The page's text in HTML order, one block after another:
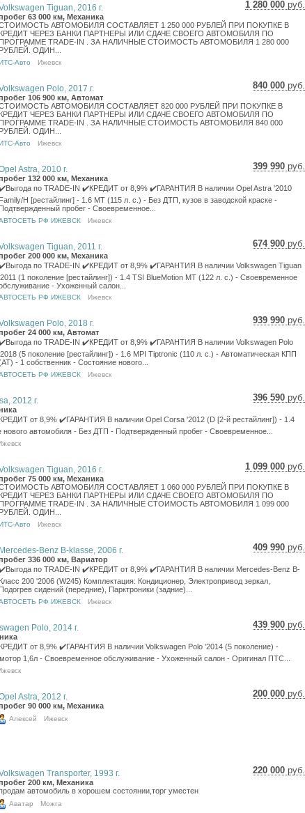
1 280 000 руб.
18 722 €
Tiguan, 2016 г.
63 000 км, Механика
АВТОМОБИЛЯ СОСТАВЛЯЕТ 1 250 000 РУБЛЕЙ ПРИ ПОКУПКЕ В
КРЕДИТ ЧЕРЕЗ БАНКИ ПАРТНЕРЫ ИЛИ СДАЧЕ СВОЕГО АВТОМОБИЛЯ ПО
ПРОГРАММЕ TRADE-IN . ЗА НАЛИЧНЫЕ СТОИМОСТЬ АВТОМОБИЛЯ 1 280 000
РУБЛЕЙ. ОДИН...
Авто Ижевск
840 000 руб.
12 286 €
Polo, 2017 г.
106 900 км, Автомат
АВТОМОБИЛЯ СОСТАВЛЯЕТ 820 000 РУБЛЕЙ ПРИ ПОКУПКЕ В
КРЕДИТ ЧЕРЕЗ БАНКИ ПАРТНЕРЫ ИЛИ СДАЧЕ СВОЕГО АВТОМОБИЛЯ ПО
ПРОГРАММЕ TRADE-IN . ЗА НАЛИЧНЫЕ СТОИМОСТЬ АВТОМОБИЛЯ 840 000
РУБЛЕЙ. ОДИН...
Авто Ижевск
399 990 руб.
5 850 €
Astra, 2010 г.
132 000 км, Механика
по TRADE-IN ✔️КРЕДИТ от 8,9% ✔️ГАРАНТИЯ В наличии Opel Astra '2010
Family/H [рестайлинг] - 1.6 MT (115 л. с.) - Без ДТП, кузов в заводской краске -
Подтвержденный пробег - Своевременное...
РФ ИЖЕВСК Ижевск
674 900 руб.
9 871 €
Tiguan, 2011 г.
200 000 км, Механика
по TRADE-IN ✔️КРЕДИТ от 8,9% ✔️ГАРАНТИЯ В наличии Volkswagen Tiguan
(1 поколение [рестайлинг]) - 1.4 TSI BlueMotion MT (122 л. с.) - Своевременное
- Ухоженный салон...
РФ ИЖЕВСК Ижевск
939 990 руб.
13 748 €
Polo, 2018 г.
24 000 км, Автомат
по TRADE-IN ✔️КРЕДИТ от 8,9% ✔️ГАРАНТИЯ В наличии Volkswagen Polo
(5 поколение [рестайлинг]) - 1.6 MPI Tiptronic (110 л. с.) - Автоматическая КПП
- 1 собственник - Состояние нового...
РФ ИЖЕВСК Ижевск
396 590 руб.
5 800 €
2012 г.
от 8,9% ✔️ГАРАНТИЯ В наличии Opel Corsa '2012 (D [2-й рестайлинг]) - 1.4
нового автомобиля - Без ДТП - Подтвержденный пробег - Своевременное...
1 099 000 руб.
16 074 €
Tiguan, 2016 г.
75 000 км, Механика
АВТОМОБИЛЯ СОСТАВЛЯЕТ 1 060 000 РУБЛЕЙ ПРИ ПОКУПКЕ В
КРЕДИТ ЧЕРЕЗ БАНКИ ПАРТНЕРЫ ИЛИ СДАЧЕ СВОЕГО АВТОМОБИЛЯ ПО
ПРОГРАММЕ TRADE-IN . ЗА НАЛИЧНЫЕ СТОИМОСТЬ АВТОМОБИЛЯ 1 099 000
РУБЛЕЙ. ОДИН...
Авто Ижевск
409 990 руб.
5 996 €
Mercedes-Benz B-klasse, 2006 г.
336 000 км, Вариатор
по TRADE-IN ✔️КРЕДИТ от 8,9% ✔️ГАРАНТИЯ В наличии Mercedes-Benz B-
Класс 200 '2006 (W245) Комплектация: Кондиционер, Электропривод зеркал,
Подогрев сидений (передние), Парктроники (задние)...
РФ ИЖЕВСК Ижевск
439 900 руб.
6 434 €
Polo, 2014 г.
от 8,9% ✔️ГАРАНТИЯ В наличии Volkswagen Polo '2014 (5 поколение) -
1,6л - Своевременное обслуживание - Ухоженный салон - Оригинал ПТС...
200 000 руб.
Astra, 2012 г.
90 000 км, Механика
Алексей Ижевск
220 000 руб.
Transporter, 1993 г.
200 км, Механика
автомобиль в хорошем состоянии,торг уместен
Аватар Можга